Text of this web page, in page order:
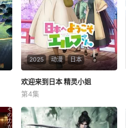
2025 动漫 日本
欢迎来到日本 精灵小姐
エルフさんは日本の文化に興
味津々!?
欢迎来到日本 精灵小姐
第4集